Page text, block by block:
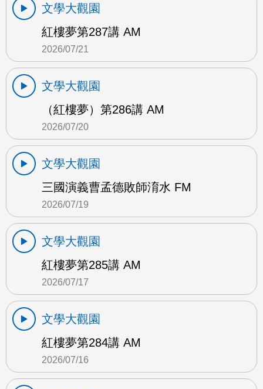
文學大觀園
紅樓夢第287講 AM
2026/07/21
文學大觀園
（紅樓夢）第286講 AM
2026/07/20
文學大觀園
三國演義曹孟德敗師淯水 FM
2026/07/19
文學大觀園
紅樓夢第285講 AM
2026/07/17
文學大觀園
紅樓夢第284講 AM
2026/07/16